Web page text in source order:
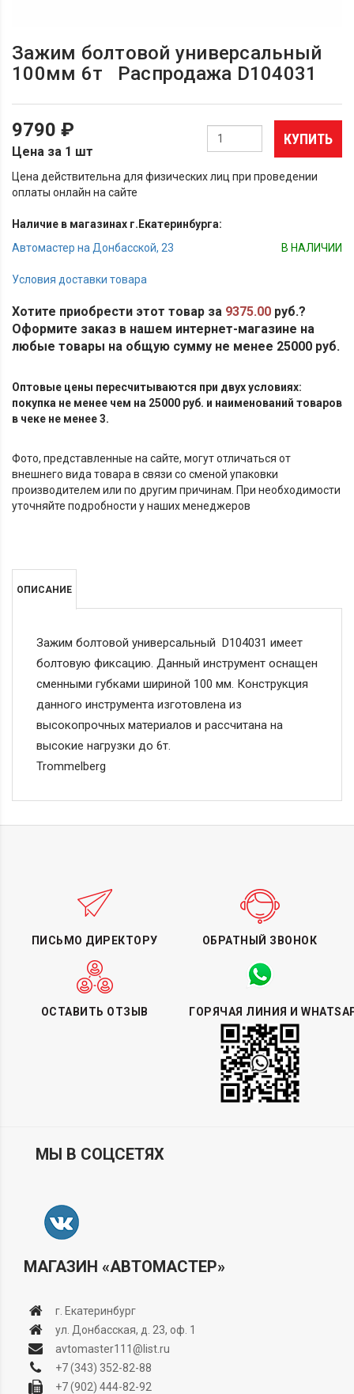
Зажим болтовой универсальный
100мм 6т Распродажа D104031
9790 ₽
Цена за 1 шт
КУПИТЬ
Цена действительна для физических лиц при проведении
оплаты онлайн на сайте
Наличие в магазинах г.Екатеринбурга:
Автомастер на Донбасской, 23
В НАЛИЧИИ
Условия доставки товара
Хотите приобрести этот товар за 9375.00 руб.?
Оформите заказ в нашем интернет-магазине на
любые товары на общую сумму не менее 25000 руб.
Оптовые цены пересчитываются при двух условиях:
покупка не менее чем на 25000 руб. и наименований товаров
в чеке не менее 3.
Фото, представленные на сайте, могут отличаться от
внешнего вида товара в связи со сменой упаковки
производителем или по другим причинам. При необходимости
уточняйте подробности у наших менеджеров
ОПИСАНИЕ
Зажим болтовой универсальный D104031 имеет
болтовую фиксацию. Данный инструмент оснащен
сменными губками шириной 100 мм. Конструкция
данного инструмента изготовлена из
высокопрочных материалов и рассчитана на
высокие нагрузки до 6т.
Trommelberg
ПИСЬМО ДИРЕКТОРУ ОБРАТНЫЙ ЗВОНОК
ОСТАВИТЬ ОТЗЫВ ГОРЯЧАЯ ЛИНИЯ И
МЫ В СОЦСЕТЯХ
МАГАЗИН «АВТОМАСТЕР»
г. Екатеринбург
ул. Донбасская, д. 23, оф. 1
avtomaster111@list.ru
+7 (343) 352-82-88
+7 (902) 444-82-92